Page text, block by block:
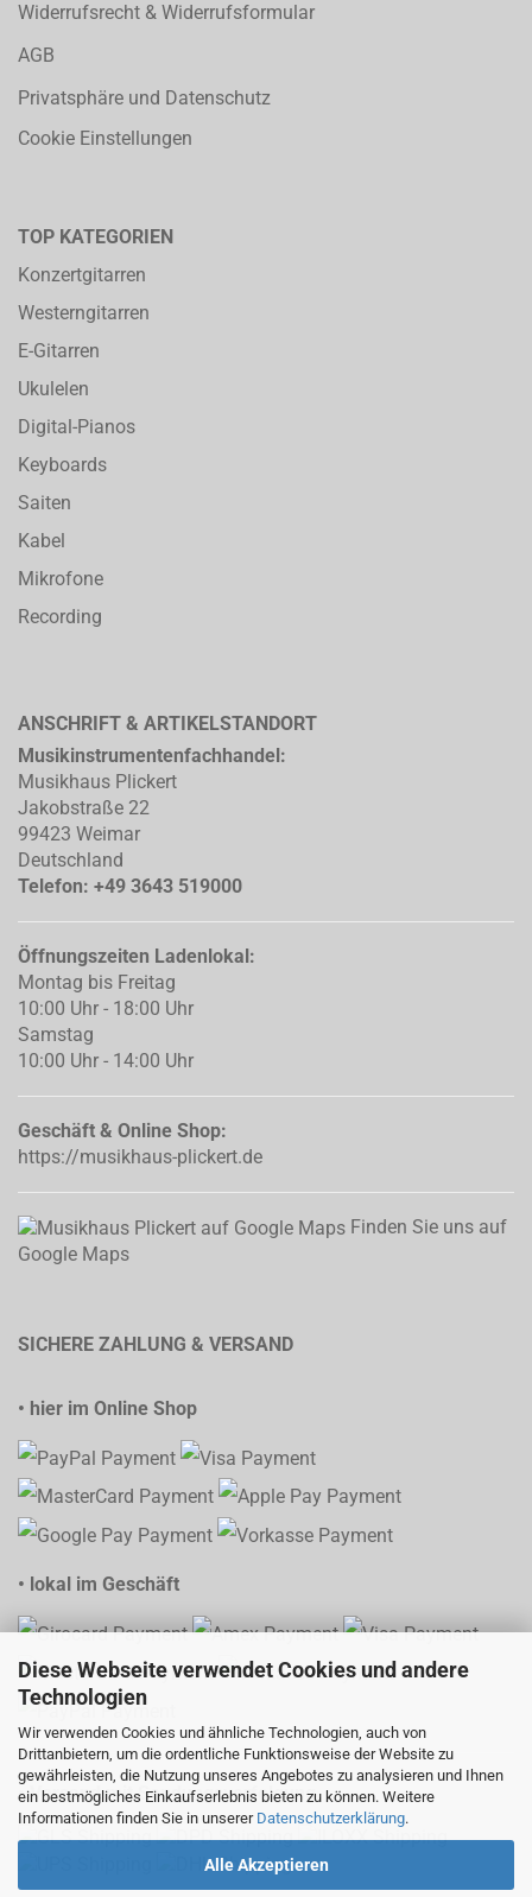
Diese Webseite verwendet Cookies und andere
Technologien
Wir verwenden Cookies und ähnliche Technologien, auch von
Drittanbietern, um die ordentliche Funktionsweise der Website zu
gewährleisten, die Nutzung unseres Angebotes zu analysieren und Ihnen
ein bestmögliches Einkaufserlebnis bieten zu können. Weitere
Informationen finden Sie in unserer Datenschutzerklärung.
Alle Akzeptieren
Widerrufsrecht & Widerrufsformular
AGB
Privatsphäre und Datenschutz
Cookie Einstellungen
TOP KATEGORIEN
Konzertgitarren
Westerngitarren
E-Gitarren
Ukulelen
Digital-Pianos
Keyboards
Saiten
Kabel
Mikrofone
Recording
ANSCHRIFT & ARTIKELSTANDORT
Musikinstrumentenfachhandel:
Musikhaus Plickert
Jakobstraße 22
99423 Weimar
Deutschland
Telefon: +49 3643 519000
Öffnungszeiten Ladenlokal:
Montag bis Freitag
10:00 Uhr - 18:00 Uhr
Samstag
10:00 Uhr - 14:00 Uhr
Geschäft & Online Shop:
https://musikhaus-plickert.de
Finden Sie uns auf
Google Maps
SICHERE ZAHLUNG & VERSAND
• hier im Online Shop
• lokal im Geschäft
• Versand mit Sendungsverfolgung